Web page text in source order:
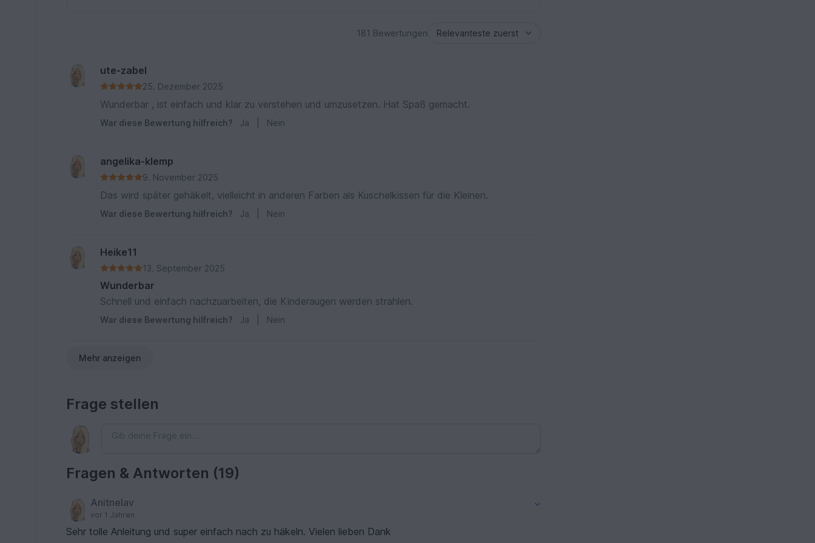
181 Bewertungen
ute-zabel
25. Dezember 2025
Wunderbar , ist einfach und klar zu verstehen und umzusetzen. Hat Spaß gemacht.
War diese Bewertung hilfreich? Ja Nein
angelika-klemp
9. November 2025
Das wird später gehäkelt, vielleicht in anderen Farben als Kuschelkissen für die Kleinen.
War diese Bewertung hilfreich? Ja Nein
Heike11
13. September 2025
Wunderbar
Schnell und einfach nachzuarbeiten, die Kinderaugen werden strahlen.
War diese Bewertung hilfreich? Ja Nein
Mehr anzeigen
Frage stellen
Fragen & Antworten (19)
Anitnelav
vor 1 Jahren
Sehr tolle Anleitung und super einfach nach zu häkeln. Vielen lieben Dank